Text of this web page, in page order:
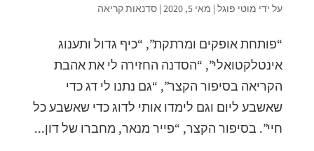
על ידי מוטי פוגל| מאי 5, 2020 | סדנאות קריאה
“פותחת אופקים ומרתקת”, “כיף גדול ותענוג
אינטלקטואלי”, “הסדנה החזירה לי את אהבת
הקריאה בסיפור הקצר”, “גם נתנו לי דג כדי
שאשבע ליום וגם לימדו אותי לדוג כדי שאשבע כל
חיי”. בסיפור הקצר, “פייר מנאר, מחברו של דון...